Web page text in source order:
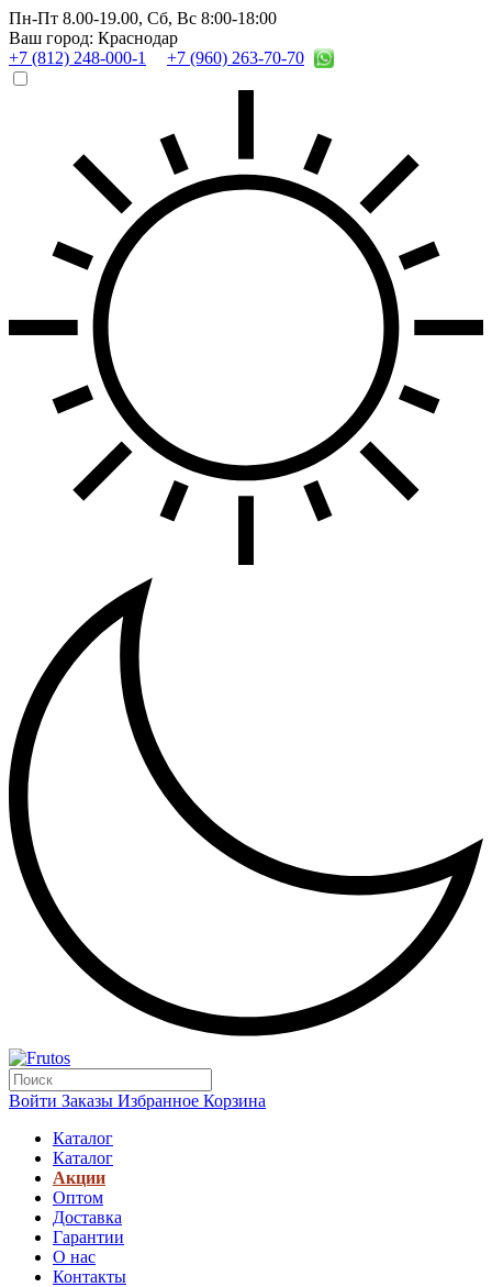
Пн-Пт 8.00-19.00, Сб, Вс 8:00-18:00
Ваш город: Краснодар
+7 (812) 248-000-1
+7 (960) 263-70-70
Войти Заказы Избранное Корзина
Каталог
Каталог
Акции
Оптом
Доставка
Гарантии
О нас
Контакты